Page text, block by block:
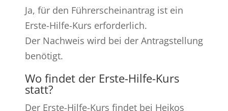
Ja, für den Führerscheinantrag ist ein
Erste-Hilfe-Kurs erforderlich.
Der Nachweis wird bei der Antragstellung
benötigt.
Wo findet der Erste-Hilfe-Kurs
statt?
Der Erste-Hilfe-Kurs findet bei Heikos